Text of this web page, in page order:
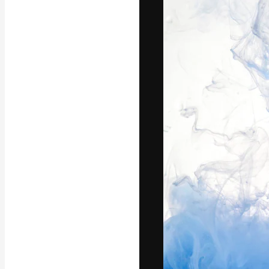
La plateforme
vos meilleurs
d’abonnés :
studios.
Français